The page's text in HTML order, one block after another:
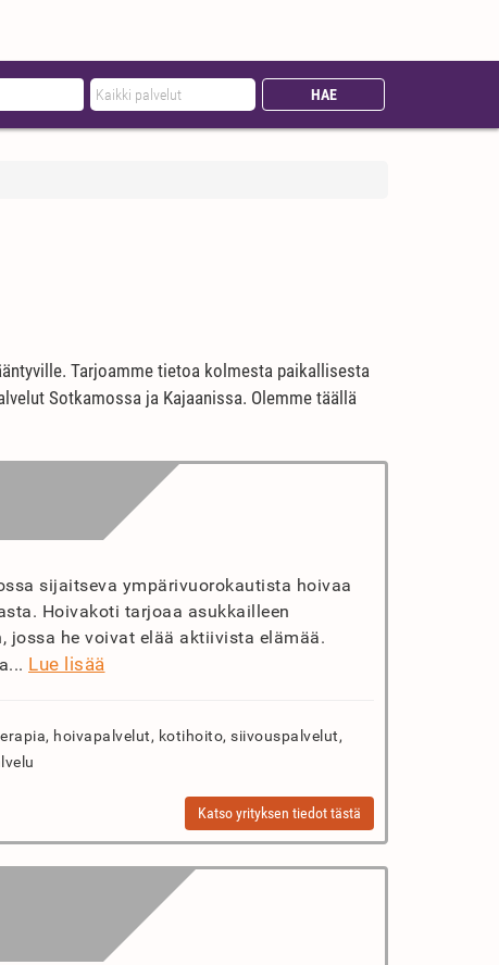
Tarjoamme tietoa kolmesta paikallisesta
Sotkamossa ja Kajaanissa. Olemme täällä
sijaitseva ympärivuorokautista hoivaa
Hoivakoti tarjoaa asukkailleen
jossa he voivat elää aktiivista elämää.
Lue lisää
hoivapalvelut, kotihoito, siivouspalvelut,
Katso yrityksen tiedot tästä